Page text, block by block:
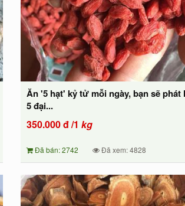
Ăn '5 hạt' kỷ tử mỗi ngày, bạn sẽ phát
5 đại...
350.000đ/1 kg
Đã bán: 2742 Đã xem: 4828